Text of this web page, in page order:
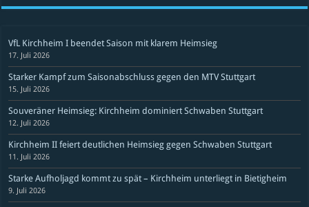
VfL Kirchheim I beendet Saison mit klarem Heimsieg
17. Juli 2026
Starker Kampf zum Saisonabschluss gegen den MTV Stuttgart
15. Juli 2026
Souveräner Heimsieg: Kirchheim dominiert Schwaben Stuttgart
12. Juli 2026
Kirchheim II feiert deutlichen Heimsieg gegen Schwaben Stuttgart
11. Juli 2026
Starke Aufholjagd kommt zu spät – Kirchheim unterliegt in Bietigheim
9. Juli 2026